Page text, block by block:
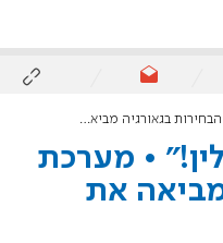
מביאה את המתח לשיא
• מערכת
מביאה את